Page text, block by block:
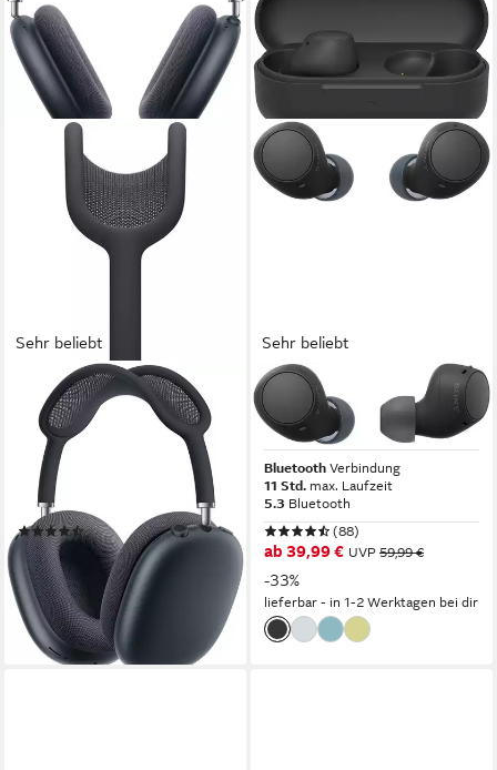
Sehr beliebt
APPLE
AirPods Max 2 Over-Ear-
Kopfhörer
Bluetooth
20 Std.
ohrumschliessend
(23)
579,00 €
16,81 € mtl. in 48 Raten
lieferbar - in 1-2 Werktagen bei dir
Sehr beliebt
SONY
WF-C510 wireless In-Ear-
Kopfhörer
Bluetooth Verbindung
11 Std. max. Laufzeit
5.3 Bluetooth
(88)
ab 39,99 € UVP 59,99 €
-33%
lieferbar - in 1-2 Werktagen bei dir